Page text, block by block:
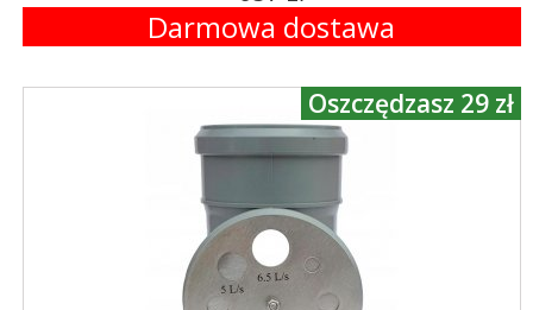
Darmowa dostawa
Oszczędzasz 29 zł